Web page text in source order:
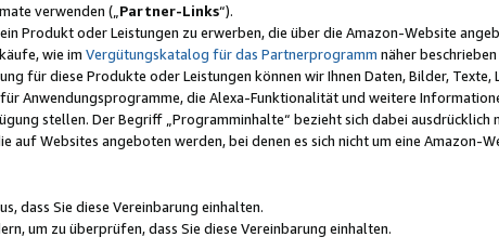
verwenden („ Partner-Links“).
Produkt oder Leistungen zu erwerben, die über die Amazon-Website
wie im Vergütungskatalog für das Partnerprogramm näher
für diese Produkte oder Leistungen können wir Ihnen Daten, Bilder, Texte,
Anwendungsprogramme, die Alexa-Funktionalität und weitere
stellen. Der Begriff „Programminhalte“ bezieht sich dabei ausdrücklich
Websites angeboten werden, bei denen es sich nicht um eine Amazon-
dass Sie diese Vereinbarung einhalten.
um zu überprüfen, dass Sie diese Vereinbarung einhalten.